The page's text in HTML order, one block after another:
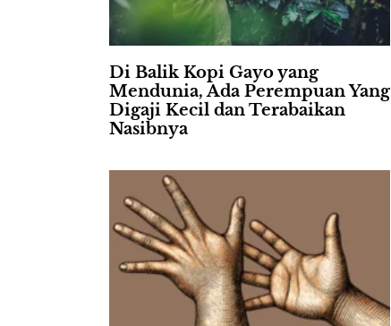
Di Balik Kopi Gayo yang
Mendunia, Ada Perempuan Yang
Digaji Kecil dan Terabaikan
Nasibnya